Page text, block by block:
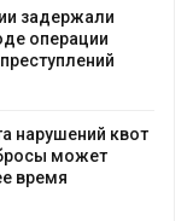
Москвариум
трёхдневным
Авг 5, 2026
проверяют по
Авг 5, 2026